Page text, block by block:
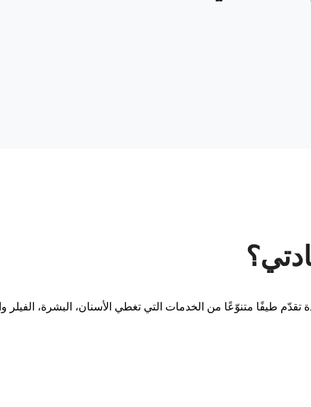
طيفًا متنوّعًا من الخدمات التي تغطي الأسنان، البشرة، الفيلر